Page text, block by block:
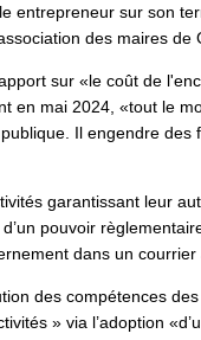
sur son
des maires de
sur «le coût de
en mai 2024, «tout le
Il engendre
garantissant leur
pouvoir
dans un
des compétences
» via l’adoption